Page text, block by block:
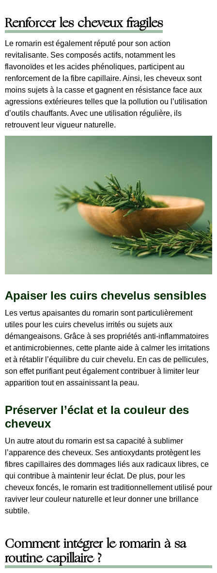
Renforcer les cheveux fragiles
Le romarin est également réputé pour son action
revitalisante. Ses composés actifs, notamment les
flavonoïdes et les acides phénoliques, participent au
renforcement de la fibre capillaire. Ainsi, les cheveux sont
moins sujets à la casse et gagnent en résistance face aux
agressions extérieures telles que la pollution ou l’utilisation
d’outils chauffants. Avec une utilisation régulière, ils
retrouvent leur vigueur naturelle.
Apaiser les cuirs chevelus sensibles
Les vertus apaisantes du romarin sont particulièrement
utiles pour les cuirs chevelus irrités ou sujets aux
démangeaisons. Grâce à ses propriétés anti-inflammatoires
et antimicrobiennes, cette plante aide à calmer les irritations
et à rétablir l’équilibre du cuir chevelu. En cas de pellicules,
son effet purifiant peut également contribuer à limiter leur
apparition tout en assainissant la peau.
Préserver l’éclat et la couleur des
cheveux
Un autre atout du romarin est sa capacité à sublimer
l’apparence des cheveux. Ses antioxydants protègent les
fibres capillaires des dommages liés aux radicaux libres, ce
qui contribue à maintenir leur éclat. De plus, pour les
cheveux foncés, le romarin est traditionnellement utilisé pour
raviver leur couleur naturelle et leur donner une brillance
subtile.
Comment intégrer le romarin à sa
routine capillaire ?